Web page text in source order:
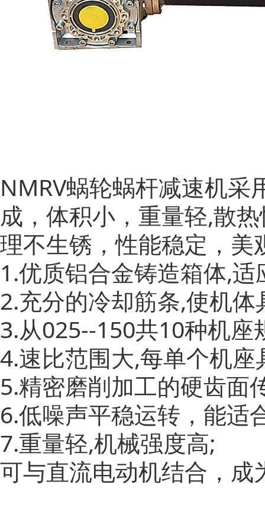
NMRV蜗轮蜗杆减速机采
成，体积小，重量轻,散
理不生锈，性能稳定，
1.优质铝合金铸造箱体,
2.充分的冷却筋条,使机
3.从025--150共10种机座
4.速比范围大,每单个机
5.精密磨削加工的硬齿面
6.低噪声平稳运转，能适
7.重量轻,机械强度高;
可与直流电动机结合，